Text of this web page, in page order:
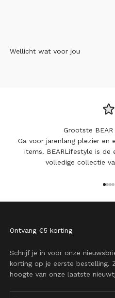
Wellicht wat voor jou
Grootste
Ga voor jarenlang plezier en
items. BEARLifestyle is de
volledige collectie
Ontvang €5 korting
Schrijf je in voor onze
korting op je eerste bestelling.
hoogte van onze laatste